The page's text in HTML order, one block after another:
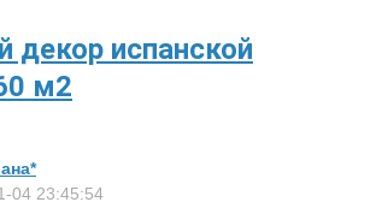
испанской
м2
04 23:45:54